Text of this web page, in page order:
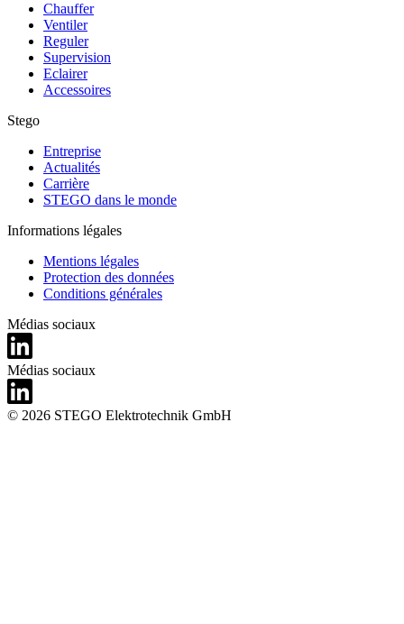
Chauffer
Ventiler
Reguler
Supervision
Eclairer
Accessoires
Stego
Entreprise
Actualités
Carrière
STEGO dans le monde
Informations légales
Mentions légales
Protection des données
Conditions générales
Médias sociaux
Médias sociaux
© 2026 STEGO Elektrotechnik GmbH